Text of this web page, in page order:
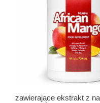
zawierające ekstrakt z